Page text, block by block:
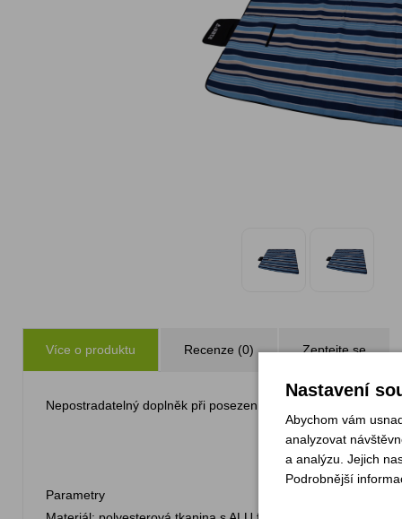
Více o produktu Recenze (0) Zeptejte se
Nepostradatelný doplněk při posezení v přírodě s rodinou či
Parametry
Nastavení
Abychom vám
analyzovat
a analýzu. Jejich
Podrobnější